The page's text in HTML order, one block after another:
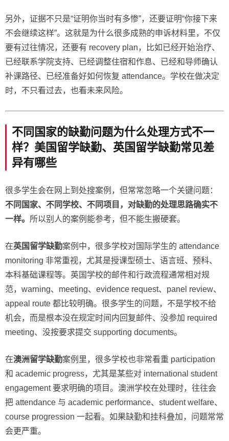
另外，证据不只是“证明你当时有多惨”，还要证明“你接下来
不会继续这样”。这就是为什么很多成熟的申诉材料里，不仅
要有过往情况，还要有 recovery plan，比如已经开始治疗、
已经联系学院支持、已经调整住宿和作息、已经和导师确认
补课路径、已经准备好如何恢复 attendance。学校在做决定
时，不只看过去，也看未来风险。
不同国家的缺勤问题为什么处理方式不一
样？美国留学缺勤、英国留学缺勤常见差
异有哪些
很多学生会在网上到处搜案例，但常常忽略一个关键问题：
不同国家、不同学校、不同项目，对缺勤的处理思路确实不
一样。 所以别人的案例能参考，但不能生搬硬套。
在英国留学缺勤案例中，很多学校对国际学生的 attendance
monitoring 非常重视，尤其是授课型硕士、语言班、预科、
本科基础课程等。英国学校的邮件和行政流程通常相对规
范，warning、meeting、evidence request、panel review、
appeal route 都比较明确。很多学生的问题，不是学校不给
机会，而是根本没在规定时间内回复邮件、没参加 required
meeting、没按要求提交 supporting documents。
在澳洲留学缺勤案例里，很多学校也非常看重 participation
和 academic progress，尤其是某些对 international student
engagement 要求明确的项目。澳洲学校在处理时，往往会
把 attendance 与 academic performance、student welfare、
course progression 一起看。如果缺勤和挂科叠加，问题常常
会更严重。